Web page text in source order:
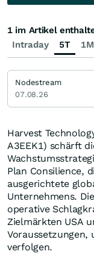
Harvest
A3EEK1) schärft
Plan Consilience,
ausgerichtete
Unternehmens.
operative
Zielmärkten USA
Voraussetzungen,
verfolgen.
Intraday 5T 1M
1 im Artikel
Nodestream
07.08.26